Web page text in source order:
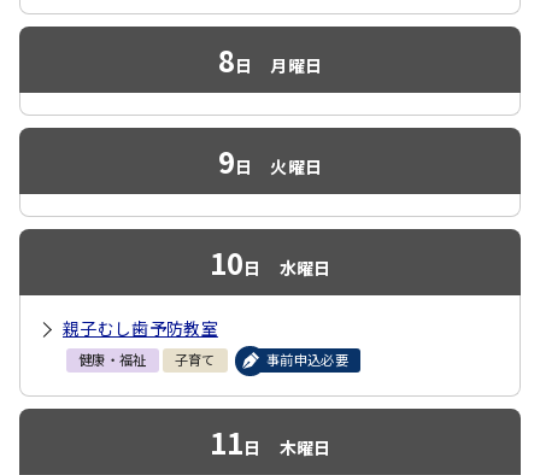
8日 月曜日
9日 火曜日
10日 水曜日
親子むし歯予防教室
健康・福祉 子育て 事前申込必要
11日 木曜日